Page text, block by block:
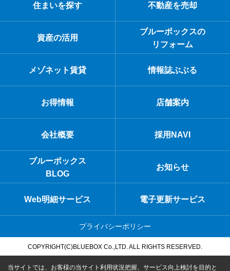
住まいを探す 不動産を売却
資産の活用
ブルーボックスの
リフォーム
メゾネット賃貸 情報誌ぶぶる
お得情報 店舗案内
会社概要 採用NAVI
ブルーボックス
BLOG
お知らせ
Web明細サービス 電子更新サービス
プライバシーポリシー
COPYRIGHT(C)BLUEBOX Co.,LTD. ALL RIGHTS RESERVED.
当サイトでは、お客様の当サイト利用状況把握、サービス向上検討を目的と